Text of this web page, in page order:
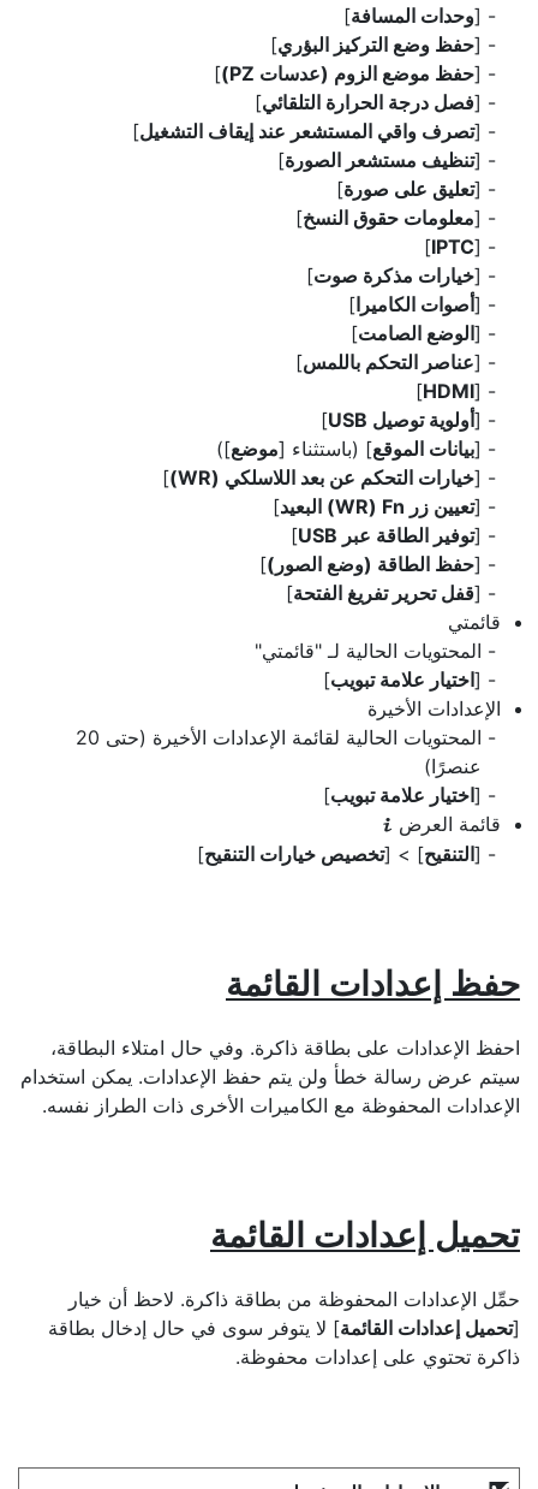
[وحدات المسافة]
[حفظ وضع التركيز البؤري]
[حفظ موضع الزوم (عدسات PZ)
]
[فصل درجة الحرارة التلقائي]
[تصرف واقي المستشعر عند إيقاف التشغيل]
[تنظيف مستشعر الصورة]
[تعليق على صورة]
[معلومات حقوق النسخ]
[
IPTC
]
[خيارات مذكرة صوت]
[أصوات الكاميرا]
[الوضع الصامت]
[عناصر التحكم باللمس]
[
HDMI
]
[أولوية توصيل USB
]
[بيانات الموقع] (باستثناء [موضع])
[خيارات التحكم عن بعد اللاسلكي (WR)
]
[تعيين زر ‎(WR) Fn البعيد
]
[توفير الطاقة عبر USB
]
[حفظ الطاقة (وضع الصور)]
[قفل تحرير تفريغ الفتحة]
قائمتي
المحتويات الحالية لـ "قائمتي"
[اختيار علامة تبويب]
الإعدادات الأخيرة
المحتويات الحالية لقائمة الإعدادات الأخيرة (حتى 20
عنصرًا)
[اختيار علامة تبويب]
قائمة العرض i
[التنقيح] > [تخصيص خيارات التنقيح]
حفظ إعدادات القائمة
احفظ الإعدادات على بطاقة ذاكرة. وفي حال امتلاء البطاقة،
سيتم عرض رسالة خطأ ولن يتم حفظ الإعدادات. يمكن استخدام
الإعدادات المحفوظة مع الكاميرات الأخرى ذات الطراز نفسه.
تحميل إعدادات القائمة
حمِّل الإعدادات المحفوظة من بطاقة ذاكرة. لاحظ أن خيار
[تحميل إعدادات القائمة] لا يتوفر سوى في حال إدخال بطاقة
ذاكرة تحتوي على إعدادات محفوظة.